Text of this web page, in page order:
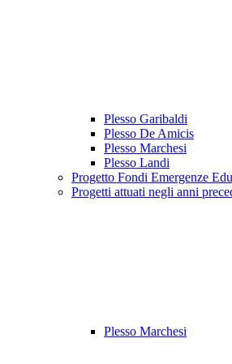
Plesso Garibaldi
Plesso De Amicis
Plesso Marchesi
Plesso Landi
Progetto Fondi Emergenze
Progetti attuati negli anni
Plesso Marchesi